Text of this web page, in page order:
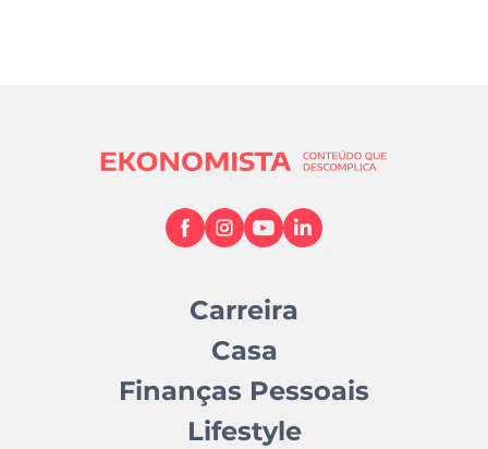
Carreira
Casa
Finanças Pessoais
Lifestyle